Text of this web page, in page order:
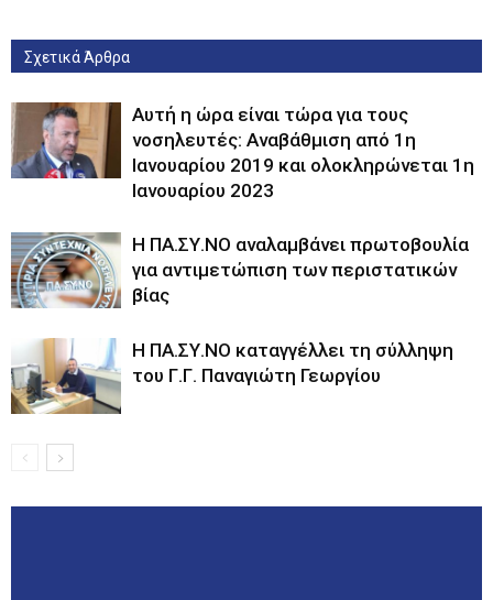
Σχετικά Άρθρα
Αυτή η ώρα είναι τώρα για τους
νοσηλευτές: Αναβάθμιση από 1η
Ιανουαρίου 2019 και ολοκληρώνεται 1η
Ιανουαρίου 2023
Η ΠΑ.ΣΥ.ΝΟ αναλαμβάνει πρωτοβουλία
για αντιμετώπιση των περιστατικών
βίας
Η ΠΑ.ΣΥ.ΝΟ καταγγέλλει τη σύλληψη
του Γ.Γ. Παναγιώτη Γεωργίου